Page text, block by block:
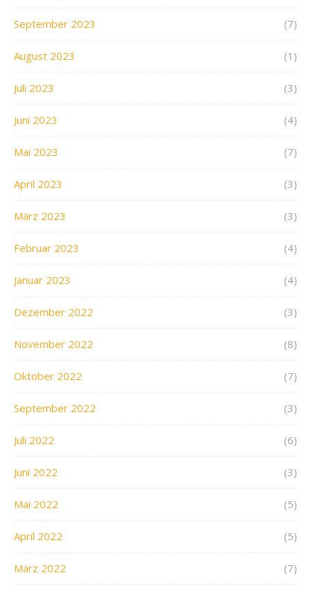
September 2023 (7)
August 2023 (1)
Juli 2023 (3)
Juni 2023 (4)
Mai 2023 (7)
April 2023 (3)
März 2023 (3)
Februar 2023 (4)
Januar 2023 (4)
Dezember 2022 (3)
November 2022 (8)
Oktober 2022 (7)
September 2022 (3)
Juli 2022 (6)
Juni 2022 (3)
Mai 2022 (5)
April 2022 (5)
März 2022 (7)